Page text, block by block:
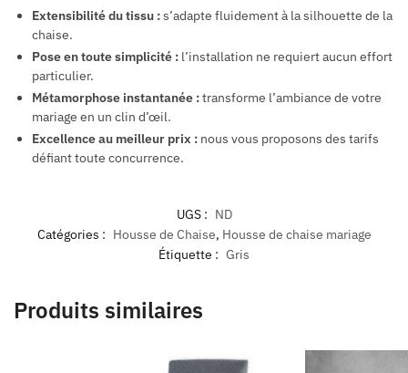
Extensibilité du tissu :s’adapte fluidement à la silhouette de la
chaise.
Pose en toute simplicité : l’installation ne requiert aucun effort
particulier.
Métamorphose instantanée :transforme l’ambiance de votre
mariage en un clin d’œil.
Excellence au meilleur prix : nous vous proposons des tarifs
défiant toute concurrence.
UGS : ND
Catégories : Housse de Chaise, Housse de chaise mariage
Étiquette : Gris
Produits similaires